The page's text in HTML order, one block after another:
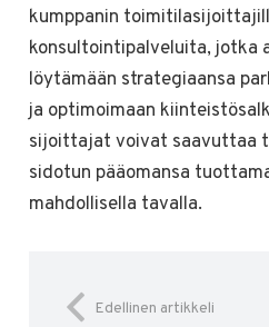
kumppanin
konsultointipalveluita,
löytämään strategiaansa
ja optimoimaan
sijoittajat voivat saavuttaa
sidotun pääomansa
mahdollisella tavalla.
Edellinen artikkeli